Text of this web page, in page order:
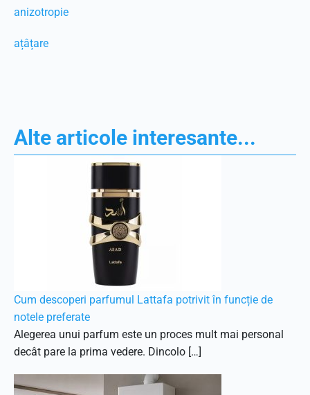
anizotropie
ațâțare
Alte articole interesante...
Cum descoperi parfumul Lattafa potrivit în funcție de
notele preferate
Alegerea unui parfum este un proces mult mai personal
decât pare la prima vedere. Dincolo […]